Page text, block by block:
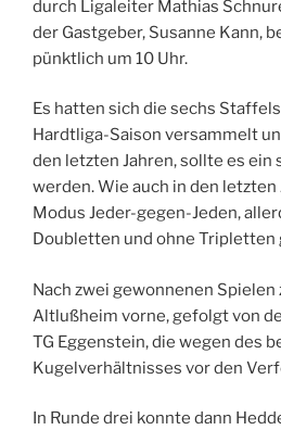
durch Ligaleiter Mathias
der Gastgeber, Susanne Kann,
pünktlich um 10 Uhr.
Es hatten sich die sechs
Hardtliga-Saison versammelt
den letzten Jahren, sollte es ein
werden. Wie auch in den letzten
Modus Jeder-gegen-Jeden,
Doubletten und ohne Tripletten
Nach zwei gewonnenen
Altlußheim vorne, gefolgt von
TG Eggenstein, die wegen des
Kugelverhältnisses vor den
In Runde drei konnte dann